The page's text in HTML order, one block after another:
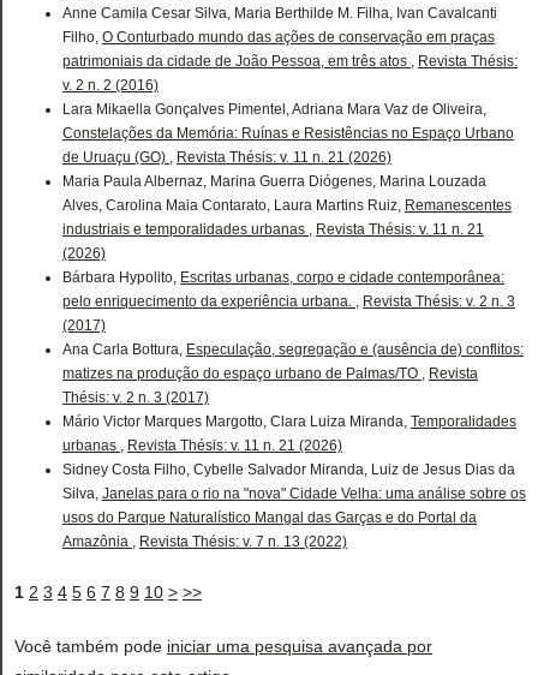
Anne Camila Cesar Silva, Maria Berthilde M. Filha, Ivan Cavalcanti
Filho, O Conturbado mundo das ações de conservação em praças
patrimoniais da cidade de João Pessoa, em três atos , Revista Thésis:
v. 2 n. 2 (2016)
Lara Mikaella Gonçalves Pimentel, Adriana Mara Vaz de Oliveira,
Constelações da Memória: Ruínas e Resistências no Espaço Urbano
de Uruaçu (GO) , Revista Thésis: v. 11 n. 21 (2026)
Maria Paula Albernaz, Marina Guerra Diógenes, Marina Louzada
Alves, Carolina Maia Contarato, Laura Martins Ruiz, Remanescentes
industriais e temporalidades urbanas , Revista Thésis: v. 11 n. 21
(2026)
Bárbara Hypolito, Escritas urbanas, corpo e cidade contemporânea:
pelo enriquecimento da experiência urbana. , Revista Thésis: v. 2 n. 3
(2017)
Ana Carla Bottura, Especulação, segregação e (ausência de) conflitos:
matizes na produção do espaço urbano de Palmas/TO , Revista
Thésis: v. 2 n. 3 (2017)
Mário Victor Marques Margotto, Clara Luiza Miranda, Temporalidades
urbanas , Revista Thésis: v. 11 n. 21 (2026)
Sidney Costa Filho, Cybelle Salvador Miranda, Luiz de Jesus Dias da
Silva, Janelas para o rio na "nova" Cidade Velha: uma análise sobre os
usos do Parque Naturalístico Mangal das Garças e do Portal da
Amazônia , Revista Thésis: v. 7 n. 13 (2022)
1 2 3 4 5 6 7 8 9 10 > >>
Você também pode iniciar uma pesquisa avançada por